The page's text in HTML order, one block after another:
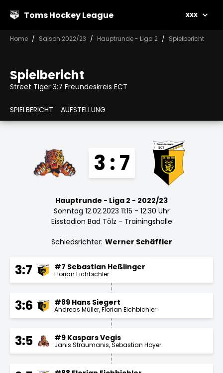
Toms Hockey League xxx
Home Saison 2022/23 Hauptrunde - Liga 2 Spielbericht
Spielbericht
Street Tiger 3:7 Freundeskreis ECT
SPIELBERICHT AUFSTELLUNG
3 : 7
Hauptrunde - Liga 2 - 2022/23
Sonntag 12.02.2023 11:15 - 12:30 Uhr
Eisstadion Bad Tölz - Trainingshalle
Schiedsrichter: Werner Schäffler
3:7 #7 Sebastian Heßlinger
Florian Eichbichler
3:6 #89 Hans Siegert
Andreas Müller Florian Eichbichler
3:5 #9 Kaspars Vegis
Janis Straumanis Sebastian Hoyer